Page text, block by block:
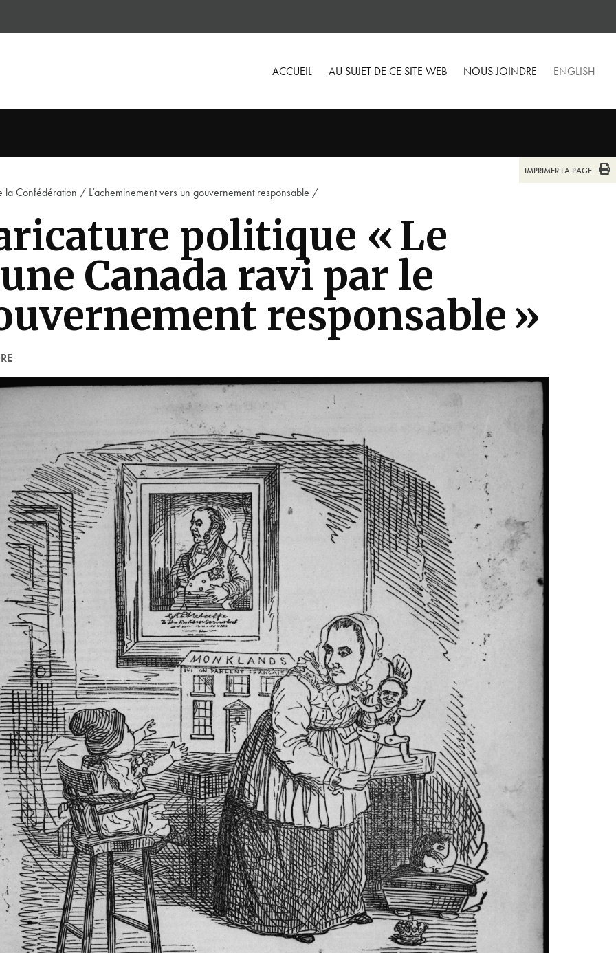
ACCUEIL AU SUJET DE CE SITE WEB NOUS JOINDRE ENGLISH
IMPRIMER LA PAGE
la Confédération / L’acheminement vers un gouvernement responsable /
politique « Le
Canada ravi par le
responsable »